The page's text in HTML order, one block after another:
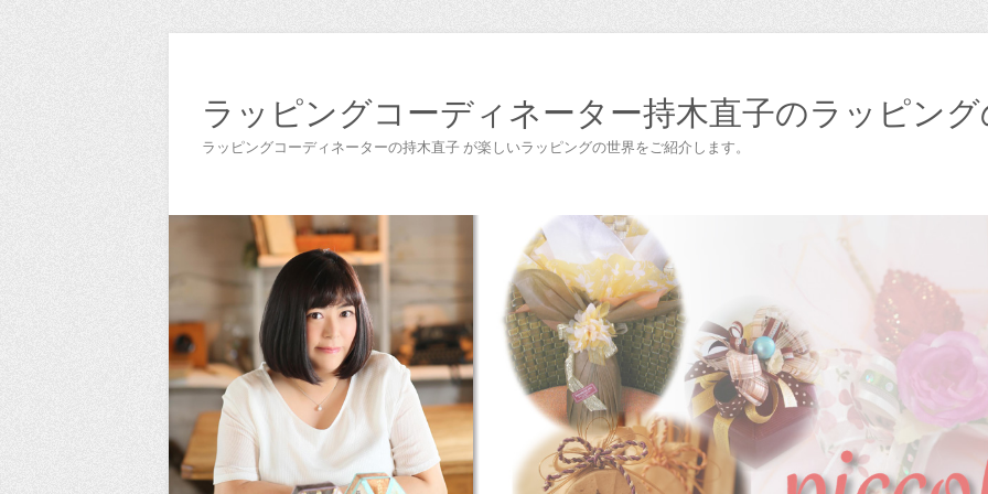
ラッピングコーディネーター持木直子のラッピン
ラッピングコーディネーターの持木直子 が楽しいラッピングの世界をご紹介します。